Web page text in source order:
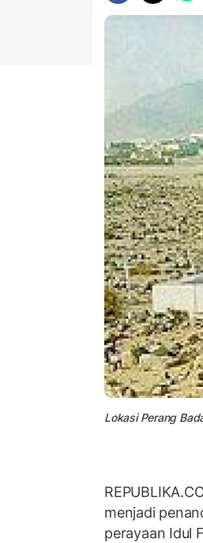
Lokasi Perang
menjadi
perayaan Idul